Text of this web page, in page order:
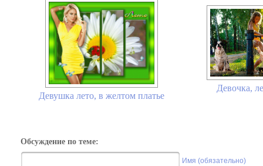
Девушка лето, в желтом платье
Девочка,
Обсуждение по теме:
Имя (обязательно)